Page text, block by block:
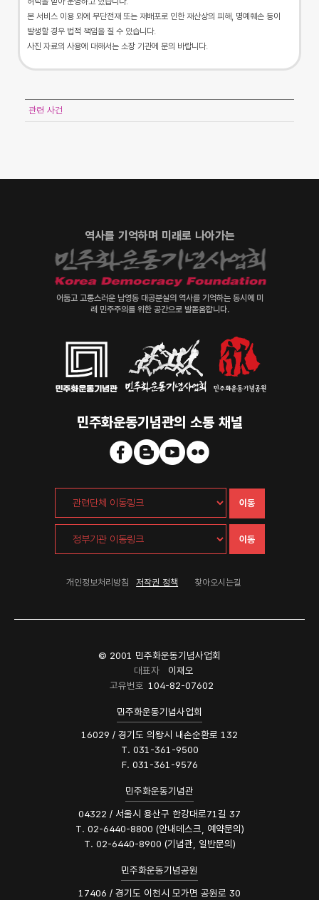
본 서비스 이용 외에 무단전재 또는 재배포로 인한 재산상의 피해, 명예훼손 등이
발생할 경우 법적 책임을 질 수 있습니다.
사진 자료의 사용에 대해서는 소장 기관에 문의 바랍니다.
관련 사건
역사를 기억하며 미래로 나아가는
어둡고 고통스러운 남영동 대공분실의 역사를 기억하는 동시에 미
래 민주주의를 위한 공간으로 발돋움합니다.
민주화운동기념관의 소통 채널
이동
이동
개인정보처리방침 저작권 정책 찾아오시는길
© 2001 민주화운동기념사업회
대표자
이재오
고유번호 104-82-07602
민주화운동기념사업회
16029 / 경기도 의왕시 내손순환로 132
T. 031-361-9500
F. 031-361-9576
민주화운동기념관
04322 / 서울시 용산구 한강대로71길 37
T. 02-6440-8800 (안내데스크, 예약문의)
T. 02-6440-8900 (기념관, 일반문의)
민주화운동기념공원
17406 / 경기도 이천시 모가면 공원로 30